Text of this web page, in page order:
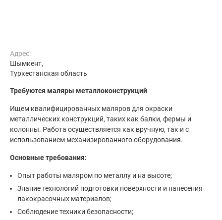
Адрес:
Шымкент,
Туркестанская область
Требуются маляры металлоконструкций
Ищем квалифицированных маляров для окраски
металлических конструкций, таких как балки, фермы и
колонны. Работа осуществляется как вручную, так и с
использованием механизированного оборудования.
Основные требования:
Опыт работы маляром по металлу и на высоте;
Знание технологий подготовки поверхности и нанесения
лакокрасочных материалов;
Соблюдение техники безопасности;